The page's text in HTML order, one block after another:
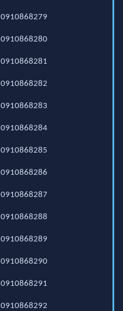
0910868279
0910868280
0910868281
0910868282
0910868283
0910868284
0910868285
0910868286
0910868287
0910868288
0910868289
0910868290
0910868291
0910868292